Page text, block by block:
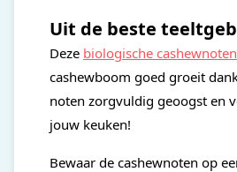
Uit de beste
Deze biologische cashewnoten
cashewboom goed groeit
noten zorgvuldig geoogst en
jouw keuken!
Bewaar de cashewnoten op